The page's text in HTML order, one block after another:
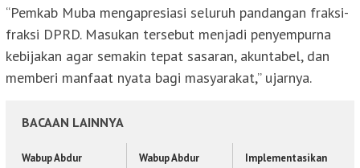
“Pemkab Muba mengapresiasi seluruh pandangan fraksi-
fraksi DPRD. Masukan tersebut menjadi penyempurna
kebijakan agar semakin tepat sasaran, akuntabel, dan
memberi manfaat nyata bagi masyarakat,” ujarnya.
BACAAN LAINNYA
Wabup Abdur
Wabup Abdur
Implementasikan